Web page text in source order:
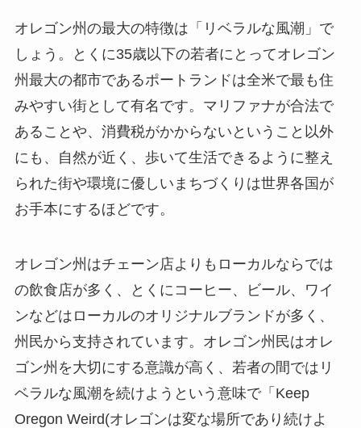
オレゴン州の最大の特徴は「リベラルな風潮」で
しょう。とくに35歳以下の若者にとってオレゴン
州最大の都市であるポートランドは全米で最も住
みやすい街として有名です。マリファナが合法で
あることや、消費税がかからないということ以外
にも、自然が近く、歩いて生活できるように整え
られた街や環境に優しいまちづくりは世界各国が
お手本にするほどです。
オレゴン州はチェーン店よりもローカルならでは
の飲食店が多く、とくにコーヒー、ビール、ワイ
ンなどはローカルのオリジナルブランドが多く、
州民から支持されています。オレゴン州民はオレ
ゴン州を大切にする意識が高く、若者の間ではリ
ベラルな風潮を続けようという意味で「Keep
Oregon Weird(オレゴンは変な場所であり続けよ